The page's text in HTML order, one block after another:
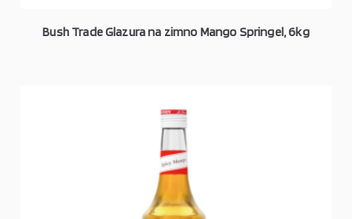
Bush Trade Glazura na zimno Mango Springel, 6kg